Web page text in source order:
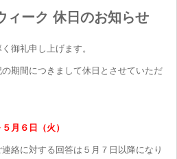
ィーク 休日のお知らせ
御礼申し上げます。
期間につきまして休日とさせていただ
月６日（火）
絡に対する回答は５月７日以降になり